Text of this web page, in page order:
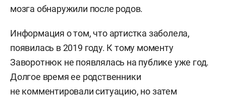
мозга обнаружили после родов.
Информация о том, что артистка заболела,
появилась в 2019 году. К тому моменту
Заворотнюк не появлялась на публике уже год.
Долгое время ее родственники
не комментировали ситуацию, но затем